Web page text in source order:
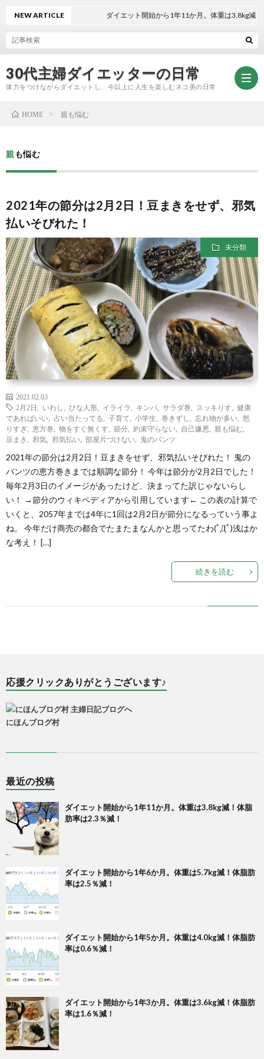
30代主婦ダイエッターの日常
体力をつけながらダイエットし、今以上に人生を楽しむネコ美の日常
問
い
合
わ
せ
プ
ラ
イ
バ
シ
ポ
ー
NEW ARTICLE ダイエット開始から1年11か月。体重は3.8kg減！体
HOME 親も悩む
親も悩む
2021年の節分は2月2日！豆まきをせず、邪気
払いそびれた！
未分類
2021.02.03
2月2日
いわし ひな人形 イライラ キンパ サラダ巻 スッキりす
健康
であればいい
占い当たってる 子育て 小学生 巻きずし 忘れ物が多い
怒
りすぎ
恵方巻 物をすぐ無くす 節分 約束守らない 自己嫌悪 親も悩む
豆まき
邪気 邪気払い 部屋片づけない 鬼のパンツ
2021年の節分は2月2日！豆まきをせず、邪気払いそびれた！ 鬼の
パンツの恵方巻きまでは順調な節分！ 今年は節分が2月2日でした！
毎年2月3日のイメージがあったけど、決まってた訳じゃないらし
い！ →節分のウィキペディアから引用しています← この表の計算で
いくと、2057年までは4年に1回は2月2日が節分になるっていう事よ
ね。 今年だけ商売の都合でたまたまなんかと思ってたわ(ﾟДﾟ)浅はか
な考え！ […]
続きを読む
応援クリックありがとうございます♪
にほんブログ村
最近の投稿
ダイエット開始から1年11か月。体重は3.8kg減！体脂
肪率は2.3％減！
ダイエット開始から1年6か月。体重は5.7kg減！体脂肪
率は2.5％減！
ダイエット開始から1年5か月。体重は4.0kg減！体脂肪
率は0.6％減！
ダイエット開始から1年3か月。体重は3.6kg減！体脂肪
率は1.6％減！